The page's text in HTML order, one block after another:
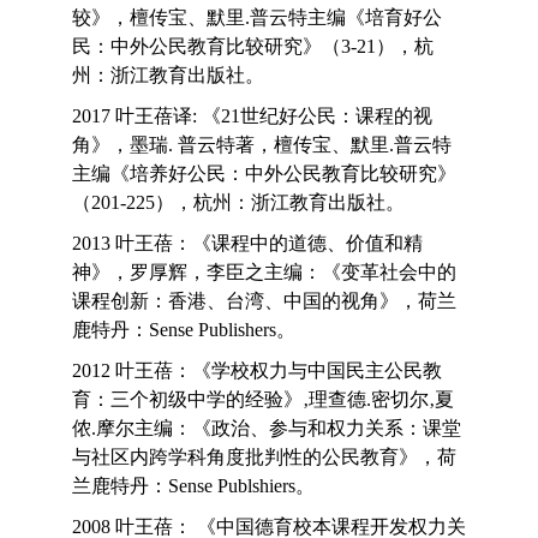
较》，檀传宝、默里.普云特主编《培育好公
民：中外公民教育比较研究》（3-21），杭
州：浙江教育出版社。
2017 叶王蓓译: 《21世纪好公民：课程的视
角》，墨瑞. 普云特著，檀传宝、默里.普云特
主编《培养好公民：中外公民教育比较研究》
（201-225），杭州：浙江教育出版社。
2013 叶王蓓：《课程中的道德、价值和精
神》，罗厚辉，李臣之主编：《变革社会中的
课程创新：香港、台湾、中国的视角》，荷兰
鹿特丹：Sense Publishers。
2012 叶王蓓：《学校权力与中国民主公民教
育：三个初级中学的经验》‚理查德.密切尔‚夏
侬.摩尔主编：《政治、参与和权力关系：课堂
与社区内跨学科角度批判性的公民教育》，荷
兰鹿特丹：Sense Publshiers。
2008 叶王蓓： 《中国德育校本课程开发权力关